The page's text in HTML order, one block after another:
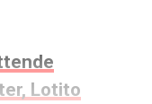
Lotito